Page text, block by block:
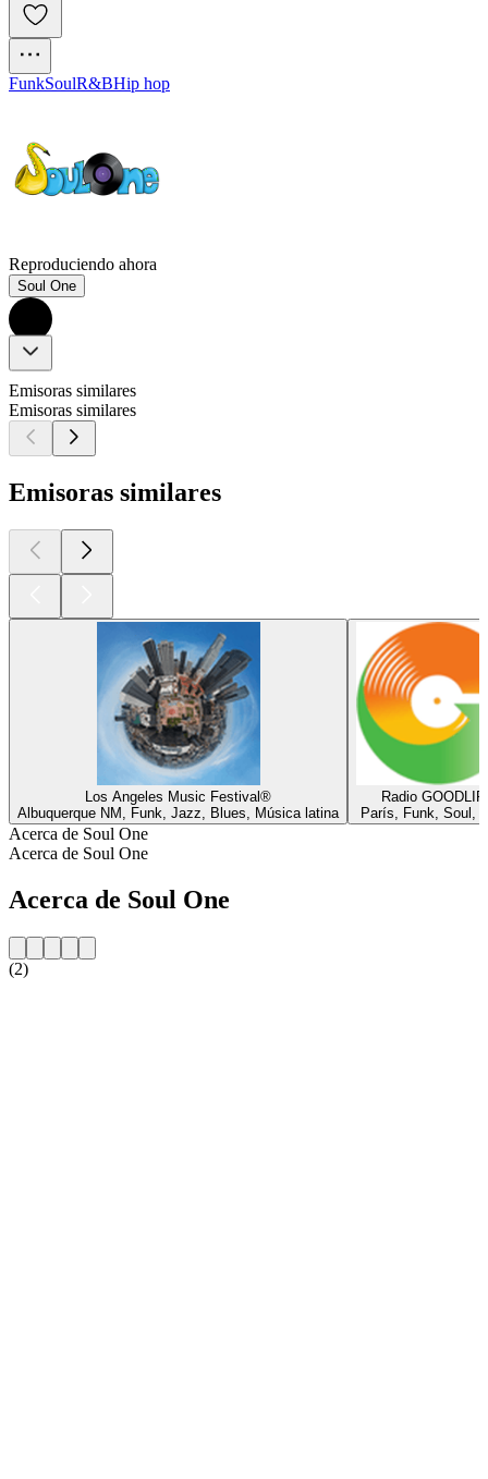
FunkSoulR&BHip hop
Reproduciendo ahora
Soul One
Emisoras similares
Emisoras similares
Emisoras similares
Los Angeles Music Festival®
Albuquerque NM, Funk, Jazz, Blues, Música latina
Radio
París, Funk, Soul,
Acerca de Soul One
Acerca de Soul One
Acerca de Soul One
(2)